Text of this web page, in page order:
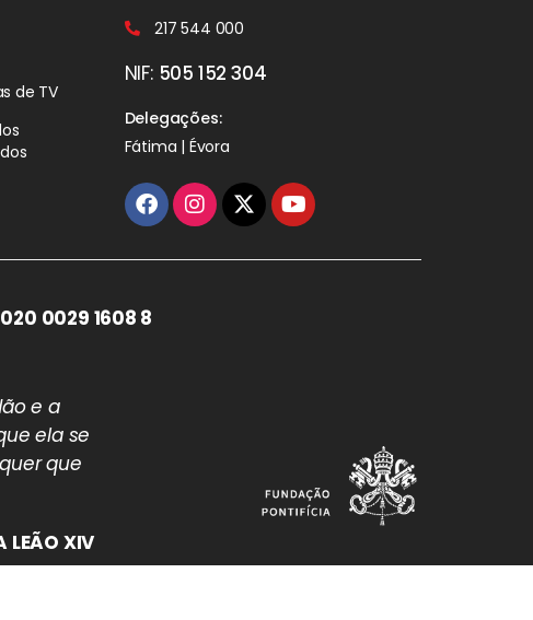
de TV
217 544 000
NIF: 505 152 304
Delegações:
Fátima | Évora
0029 1608 8
e a
ela se
que
LEÃO XIV